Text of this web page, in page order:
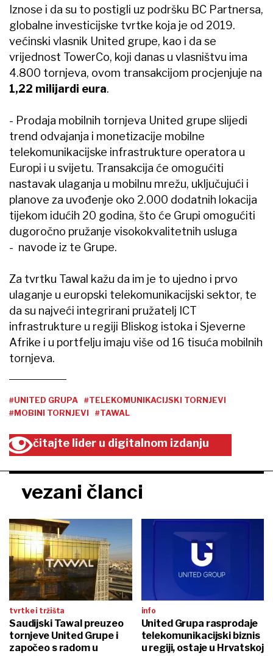
Iznose i da su to postigli uz podršku BC Partnersa,
globalne investicijske tvrtke koja je od 2019.
većinski vlasnik United grupe, kao i da se
vrijednost TowerCo, koji danas u vlasništvu ima
4.800 tornjeva, ovom transakcijom procjenjuje na
1,22 milijardi eura.
- Prodaja mobilnih tornjeva United grupe slijedi
trend odvajanja i monetizacije mobilne
telekomunikacijske infrastrukture operatora u
Europi i u svijetu. Transakcija će omogućiti
nastavak ulaganja u mobilnu mrežu, uključujući i
planove za uvođenje oko 2.000 dodatnih lokacija
tijekom idućih 20 godina, što će Grupi omogućiti
dugoročno pružanje visokokvalitetnih usluga
- navode iz te Grupe.
Za tvrtku Tawal kažu da im je to ujedno i prvo
ulaganje u europski telekomunikacijski sektor, te
da su najveći integrirani pružatelj ICT
infrastrukture u regiji Bliskog istoka i Sjeverne
Afrike i u portfelju imaju više od 16 tisuća mobilnih
tornjeva.
#UNITED GRUPA
#TELEKOMUNIKACIJSKI TORNJEVI
#MOBINI TORNJEVI
#TAWAL
čitajte lider u digitalnom izdanju
vezani članci
tvrtke i tržišta
Saudijski Tawal preuzeo
tornjeve United Grupe i
započeo s radom u
info
United Grupa rasprodaje
telekomunikacijski biznis
u regiji, ostaje u Hrvatskoj